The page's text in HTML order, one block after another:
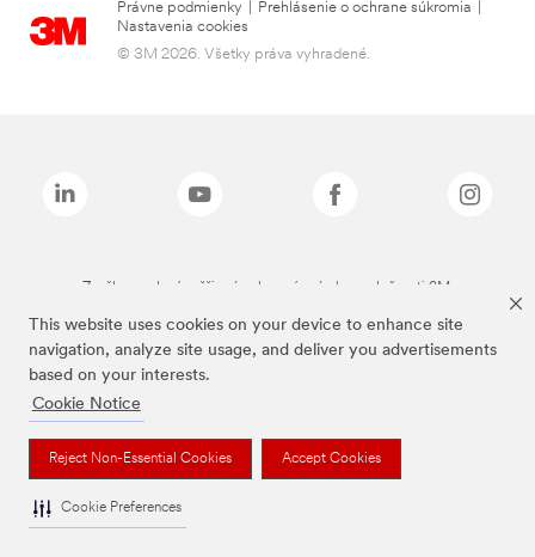
This website uses cookies on your device to enhance site
navigation, analyze site usage, and deliver you advertisements
based on your interests.
Cookie Notice
Reject Non-Essential Cookies Accept Cookies
Cookie Preferences
Právne podmienky Prehlásenie o ochrane súkromia
Nastavenia cookies
© 3M 2026. Všetky práva vyhradené.
Značky uvedené vyššie sú ochranné známky spoločnosti 3M.